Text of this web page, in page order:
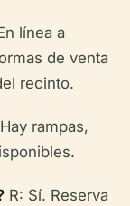
línea a
de venta
recinto.
rampas,
R: Sí. Reserva